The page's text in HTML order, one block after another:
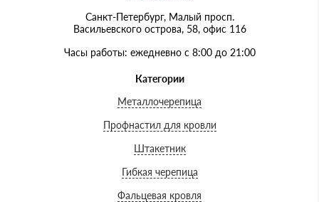
Санкт-Петербург, Малый просп.
Васильевского острова, 58, офис 116
Часы работы: ежедневно с 8:00 до 21:00
Категории
Металлочерепица
Профнастил для кровли
Штакетник
Гибкая черепица
Фальцевая кровля